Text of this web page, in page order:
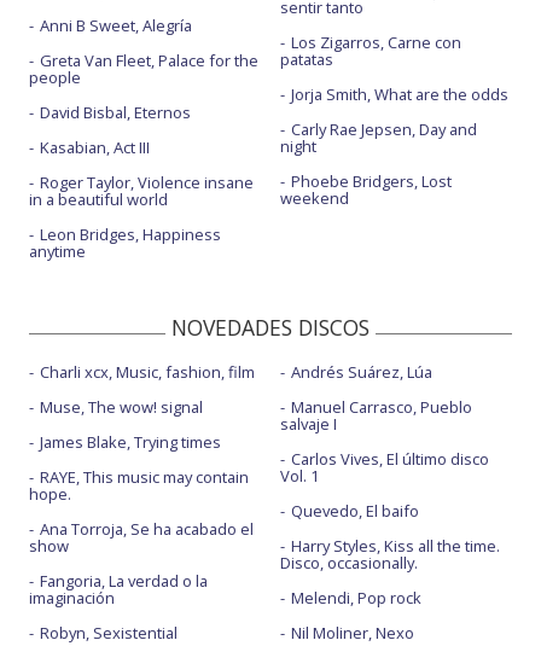
Anni B Sweet, Alegría
Greta Van Fleet, Palace for the
people
David Bisbal, Eternos
Kasabian, Act III
Roger Taylor, Violence insane
in a beautiful world
Leon Bridges, Happiness
anytime
sentir tanto
Los Zigarros, Carne con
patatas
Jorja Smith, What are the odds
Carly Rae Jepsen, Day and
night
Phoebe Bridgers, Lost
weekend
NOVEDADES DISCOS
Charli xcx, Music, fashion, film
Muse, The wow! signal
James Blake, Trying times
RAYE, This music may contain
hope.
Ana Torroja, Se ha acabado el
show
Fangoria, La verdad o la
imaginación
Robyn, Sexistential
Andrés Suárez, Lúa
Manuel Carrasco, Pueblo
salvaje I
Carlos Vives, El último disco
Vol. 1
Quevedo, El baifo
Harry Styles, Kiss all the time.
Disco, occasionally.
Melendi, Pop rock
Nil Moliner, Nexo